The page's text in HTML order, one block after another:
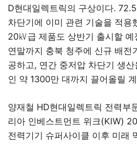
D현대일렉트릭의 구상이다.
차단기에 이미 관련 기술을 적용
20㎸급 제품도 상반기 출시할 예
연말까지 충북 청주에 신규 배전
공하고, 연간 중저압 차단기 생
인 약 1300만 대까지 끌어올릴
양재철 HD현대일렉트릭 전력부
리아 인베스트먼트 위크(KIW)
전력기기 슈퍼사이클 이후 미래